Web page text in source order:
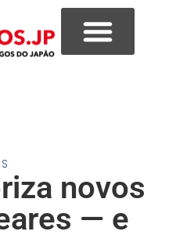
novos
— e